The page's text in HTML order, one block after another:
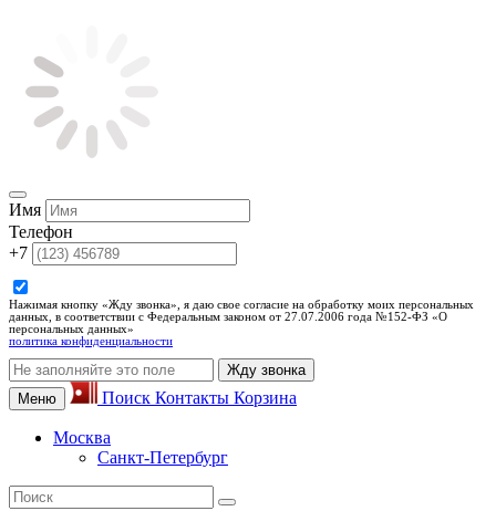
Имя
Телефон
+7
Нажимая кнопку «Жду звонка», я даю свое согласие на обработку моих персональных
данных, в соответствии с Федеральным законом от 27.07.2006 года №152-ФЗ «О
персональных данных»
политика конфиденциальности
Жду звонка
Меню
Поиск Контакты Корзина
Москва
Санкт-Петербург